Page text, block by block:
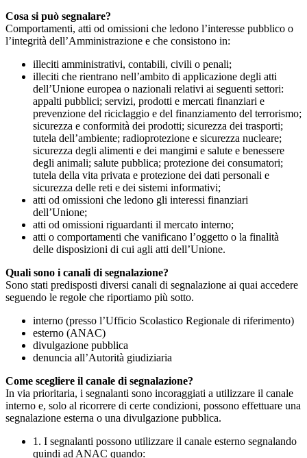
Cosa si può segnalare?
Comportamenti, atti od omissioni che ledono l’interesse pubblico o
l’integrità dell’Amministrazione e che consistono in:
illeciti amministrativi, contabili, civili o penali;
illeciti che rientrano nell’ambito di applicazione degli atti
dell’Unione europea o nazionali relativi ai seguenti settori:
appalti pubblici; servizi, prodotti e mercati finanziari e
prevenzione del riciclaggio e del finanziamento del terrorismo;
sicurezza e conformità dei prodotti; sicurezza dei trasporti;
tutela dell’ambiente; radioprotezione e sicurezza nucleare;
sicurezza degli alimenti e dei mangimi e salute e benessere
degli animali; salute pubblica; protezione dei consumatori;
tutela della vita privata e protezione dei dati personali e
sicurezza delle reti e dei sistemi informativi;
atti od omissioni che ledono gli interessi finanziari
dell’Unione;
atti od omissioni riguardanti il mercato interno;
atti o comportamenti che vanificano l’oggetto o la finalità
delle disposizioni di cui agli atti dell’Unione.
Quali sono i canali di segnalazione?
Sono stati predisposti diversi canali di segnalazione ai quai accedere
seguendo le regole che riportiamo più sotto.
interno (presso l’Ufficio Scolastico Regionale di riferimento)
esterno (ANAC)
divulgazione pubblica
denuncia all’Autorità giudiziaria
Come scegliere il canale di segnalazione?
In via prioritaria, i segnalanti sono incoraggiati a utilizzare il canale
interno e, solo al ricorrere di certe condizioni, possono effettuare una
segnalazione esterna o una divulgazione pubblica.
1. I segnalanti possono utilizzare il canale esterno segnalando
quindi ad ANAC quando: